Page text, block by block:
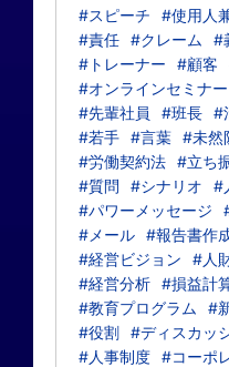
#スピーチ
#使用人
#責任 #クレーム #
#トレーナー
#顧客
#オンラインセミナー
#先輩社員
#班長 #
#若手 #言葉 #未然
#労働契約法 #立ち
#質問
#シナリオ
#
#パワーメッセージ
#メール #報告書作
#経営ビジョン
#人
#経営分析 #損益計
#教育プログラム
#
#役割 #ディスカッ
#人事制度 #コーポ